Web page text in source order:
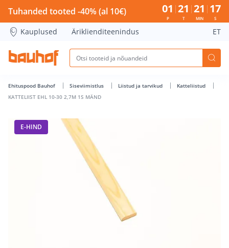
KATTELIIST EHL 10-30 2,7M 1S MÄND - Bauhof has loaded
Tuhanded tooted -40% (al 10€) 01
P
21
T
21
MIN
16
S
Kauplused Äriklienditeenindus ET
Ehituspood Bauhof Siseviimistlus Liistud ja tarvikud
Katteliistud
KATTELIIST EHL 10-30 2,7M 1S MÄND
E-HIND